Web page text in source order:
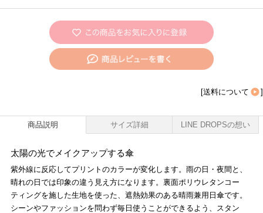
[送料について ]
商品説明 サイズ詳細 LINE DROPSの想い
太陽の光でメイクアップする傘
紫外線に反応してプリントのカラーが変化します。雨の日・夜間と、
晴れの日では印象の違う見え方になります。裏面ポリウレタンコー
ティングを施した生地を使った、遮熱効果のある晴雨兼用日傘です。
シーンやファッションを問わず毎日使うことができるよう、スタン